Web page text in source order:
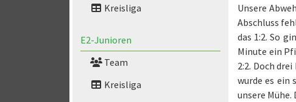
Kreisliga
E2-Junioren
Team
Kreisliga
Unsere
Abschluss
das 1:2. So
Minute ein
2:2. Doch
wurde es ein
unsere